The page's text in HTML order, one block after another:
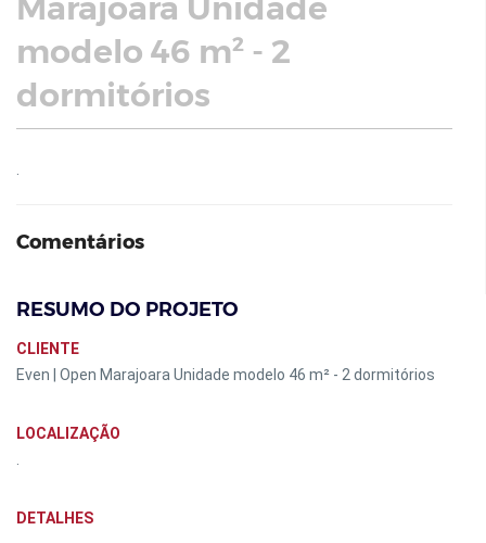
Marajoara Unidade
modelo 46 m² - 2
dormitórios
Comentários
RESUMO DO PROJETO
CLIENTE
Even | Open Marajoara Unidade modelo 46 m² - 2 dormitórios
LOCALIZAÇÃO
DETALHES